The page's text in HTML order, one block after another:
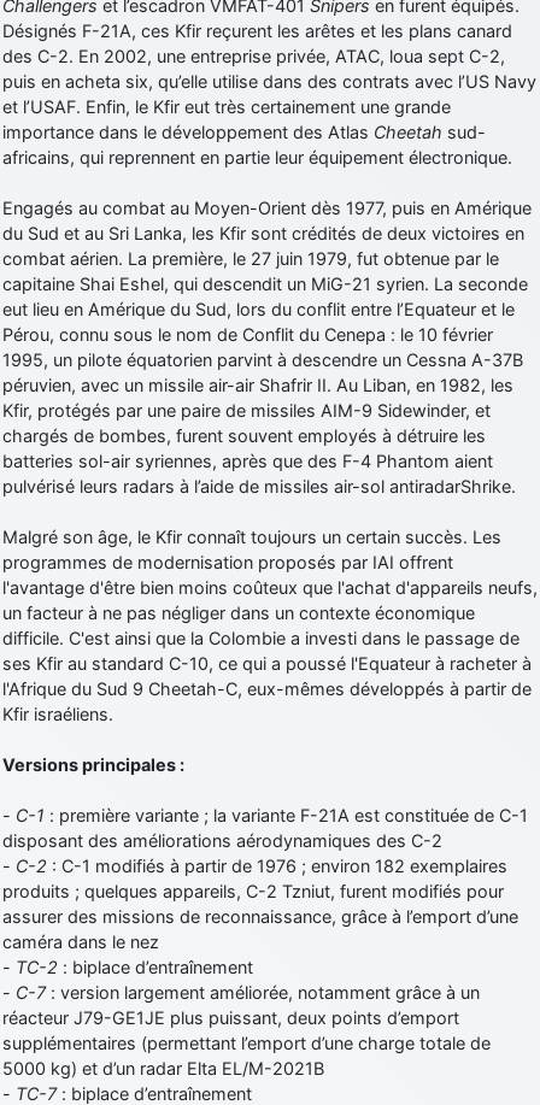
Challengers et l’escadron VMFAT-401 Snipers en furent équipés.
Désignés F-21A, ces Kfir reçurent les arêtes et les plans canard
des C-2. En 2002, une entreprise privée, ATAC, loua sept C-2,
puis en acheta six, qu’elle utilise dans des contrats avec l’US Navy
et l’USAF. Enfin, le Kfir eut très certainement une grande
importance dans le développement des Atlas Cheetah sud-
africains, qui reprennent en partie leur équipement électronique.
Engagés au combat au Moyen-Orient dès 1977, puis en Amérique
du Sud et au Sri Lanka, les Kfir sont crédités de deux victoires en
combat aérien. La première, le 27 juin 1979, fut obtenue par le
capitaine Shai Eshel, qui descendit un MiG-21 syrien. La seconde
eut lieu en Amérique du Sud, lors du conflit entre l’Equateur et le
Pérou, connu sous le nom de Conflit du Cenepa : le 10 février
1995, un pilote équatorien parvint à descendre un Cessna A-37B
péruvien, avec un missile air-air Shafrir II. Au Liban, en 1982, les
Kfir, protégés par une paire de missiles AIM-9 Sidewinder, et
chargés de bombes, furent souvent employés à détruire les
batteries sol-air syriennes, après que des F-4 Phantom aient
pulvérisé leurs radars à l’aide de missiles air-sol antiradarShrike.
Malgré son âge, le Kfir connaît toujours un certain succès. Les
programmes de modernisation proposés par IAI offrent
l'avantage d'être bien moins coûteux que l'achat d'appareils neufs,
un facteur à ne pas négliger dans un contexte économique
difficile. C'est ainsi que la Colombie a investi dans le passage de
ses Kfir au standard C-10, ce qui a poussé l'Equateur à racheter à
l'Afrique du Sud 9 Cheetah-C, eux-mêmes développés à partir de
Kfir israéliens.
Versions principales :
- C-1 : première variante ; la variante F-21A est constituée de C-1
disposant des améliorations aérodynamiques des C-2
- C-2 : C-1 modifiés à partir de 1976 ; environ 182 exemplaires
produits ; quelques appareils, C-2 Tzniut, furent modifiés pour
assurer des missions de reconnaissance, grâce à l’emport d’une
caméra dans le nez
- TC-2 : biplace d’entraînement
- C-7 : version largement améliorée, notamment grâce à un
réacteur J79-GE1JE plus puissant, deux points d’emport
supplémentaires (permettant l’emport d’une charge totale de
5000 kg) et d’un radar Elta EL/M-2021B
- TC-7: biplace d’entraînement